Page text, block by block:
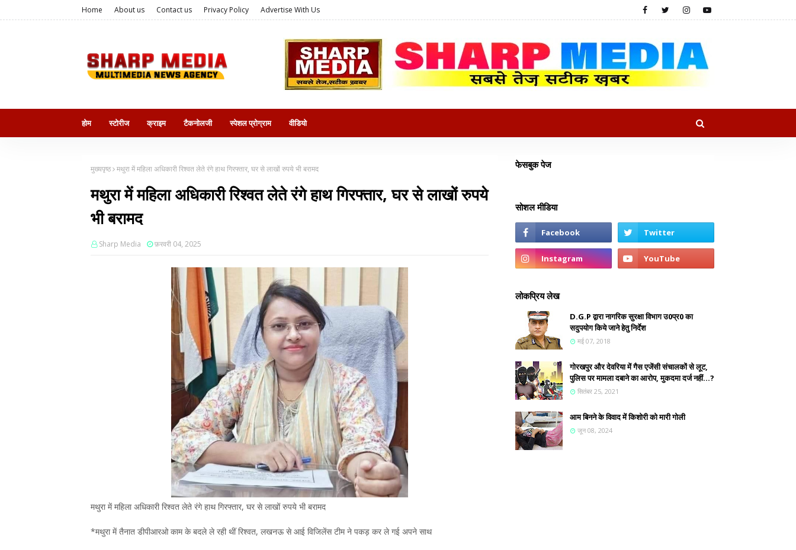
Home About us Contact us Privacy Policy Advertise With Us
होम स्टोरीज क्राइम टैकनोलजी स्पेशल प्रोग्राम वीडियो
मुख्यपृष्ठ मथुरा में महिला अधिकारी रिश्वत लेते रंगे हाथ गिरफ्तार, घर से लाखों रुपये भी बरामद
मथुरा में महिला अधिकारी रिश्वत लेते रंगे हाथ गिरफ्तार, घर से लाखों रुपये
भी बरामद
Sharp Media फ़रवरी 04, 2025
मथुरा में महिला अधिकारी रिश्वत लेते रंगे हाथ गिरफ्तार, घर से लाखों रुपये भी बरामद
*मथुरा में तैनात डीपीआरओ काम के बदले ले रही थीं रिश्वत, लखनऊ से आई विजिलेंस टीम ने पकड़ कर ले गई अपने साथ
फेसबुक पेज
सोशल मीडिया
लोकप्रिय लेख
D.G.P द्वारा नागरिक सुरक्षा विभाग उ0प्र0 का
सदुपयोग किये जाने हेतु निर्देश
मई 07, 2018
गोरखपुर और देवरिया में गैस एजेंसी संचालकों से लूट,
पुलिस पर मामला दबाने का आरोप, मुकदमा दर्ज नहीं...?
सितंबर 25, 2021
आम बिनने के विवाद में किशोरी को मारी गोली
जून 08, 2024